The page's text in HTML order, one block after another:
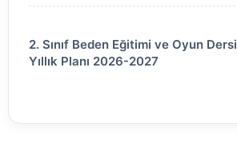
2. Sınıf Beden Eğitimi ve Oyun Dersi
Yıllık Planı 2026-2027